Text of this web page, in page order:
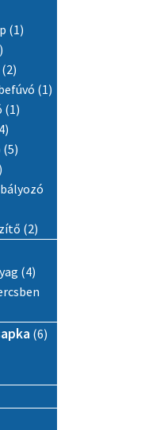
11 termék
13 termék
22 termék
11 termék
11 termék
44 termék
55 termék
1 termék
22 termék
44 termék
66 termék